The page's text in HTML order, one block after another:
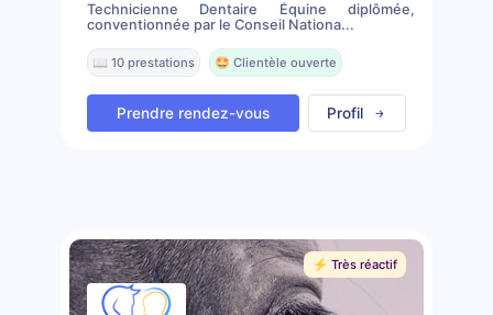
Technicienne Dentaire Équine diplômée,
conventionnée par le Conseil Nationa...
📖 10 prestations 🤩 Clientèle ouverte
Prendre rendez-vous Profil
⚡️ Très réactif